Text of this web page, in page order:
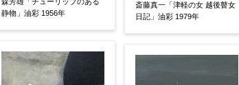
※追加や複数点ある場合はフォーム送信後に送
もお送り頂けます。
お客様情報をご入力ください。
静物」油彩 1956年
斎藤真一「津軽の女 越後瞽女
日記」油彩 1979年